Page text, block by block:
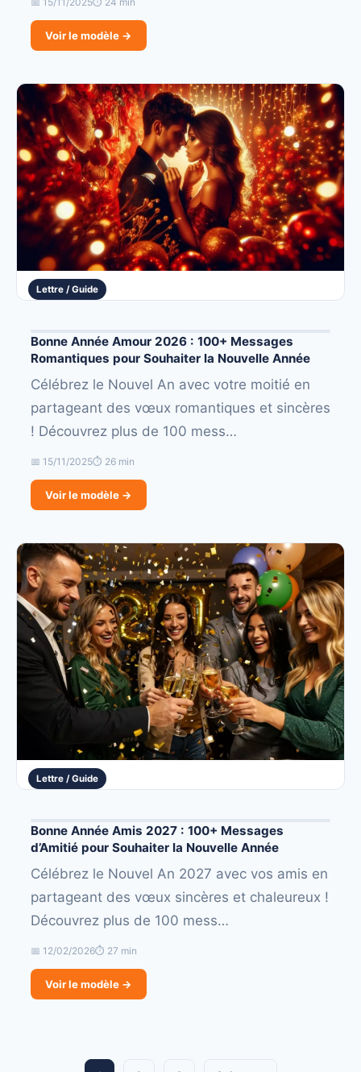
Voir le modèle →
Lettre / Guide
Bonne Année Amour 2026 : 100+ Messages
Romantiques pour Souhaiter la Nouvelle Année
Célébrez le Nouvel An avec votre moitié en
partageant des vœux romantiques et sincères
! Découvrez plus de 100 mess…
📅 15/11/2025⏱ 26 min
Voir le modèle →
Lettre / Guide
Bonne Année Amis 2027 : 100+ Messages
d’Amitié pour Souhaiter la Nouvelle Année
Célébrez le Nouvel An 2027 avec vos amis en
partageant des vœux sincères et chaleureux !
Découvrez plus de 100 mess…
📅 12/02/2026⏱ 27 min
Voir le modèle →